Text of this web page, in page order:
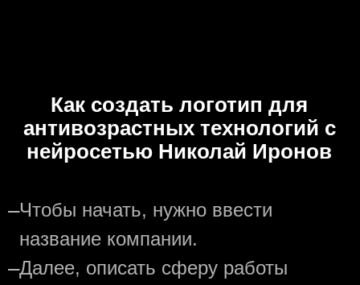
Как создать логотип для
антивозрастных технологий с
нейросетью Николай Иронов
—Чтобы начать, нужно ввести
название компании.
—Далее, описать сферу работы